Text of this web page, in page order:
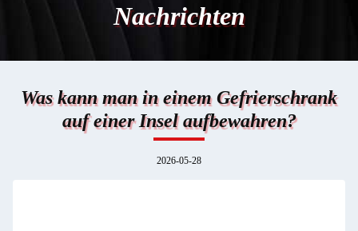
Nachrichten
Was kann man in einem Gefrierschrank
auf einer Insel aufbewahren?
2026-05-28